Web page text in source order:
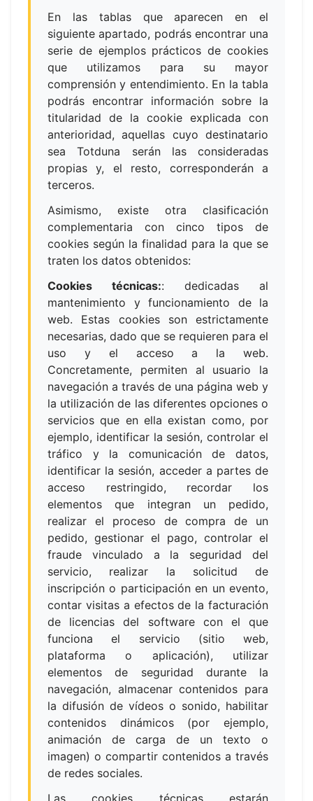
En las tablas que aparecen en el
siguiente apartado, podrás encontrar una
serie de ejemplos prácticos de cookies
que utilizamos para su mayor
comprensión y entendimiento. En la tabla
podrás encontrar información sobre la
titularidad de la cookie explicada con
anterioridad, aquellas cuyo destinatario
sea Totduna serán las consideradas
propias y, el resto, corresponderán a
terceros.
Asimismo, existe otra clasificación
complementaria con cinco tipos de
cookies según la finalidad para la que se
traten los datos obtenidos:
Cookies técnicas:: dedicadas al
mantenimiento y funcionamiento de la
web. Estas cookies son estrictamente
necesarias, dado que se requieren para el
uso y el acceso a la web.
Concretamente, permiten al usuario la
navegación a través de una página web y
la utilización de las diferentes opciones o
servicios que en ella existan como, por
ejemplo, identificar la sesión, controlar el
tráfico y la comunicación de datos,
identificar la sesión, acceder a partes de
acceso restringido, recordar los
elementos que integran un pedido,
realizar el proceso de compra de un
pedido, gestionar el pago, controlar el
fraude vinculado a la seguridad del
servicio, realizar la solicitud de
inscripción o participación en un evento,
contar visitas a efectos de la facturación
de licencias del software con el que
funciona el servicio (sitio web,
plataforma o aplicación), utilizar
elementos de seguridad durante la
navegación, almacenar contenidos para
la difusión de vídeos o sonido, habilitar
contenidos dinámicos (por ejemplo,
animación de carga de un texto o
imagen) o compartir contenidos a través
de redes sociales.
Las cookies técnicas estarán